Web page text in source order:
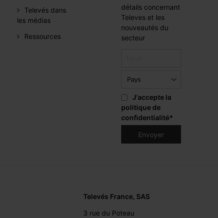
Televés dans
les médias
Ressources
détails concernant
Televes et les
nouveautés du
secteur
J'accepte la
politique de
confidentialité*
Televés France, SAS
3 rue du Poteau